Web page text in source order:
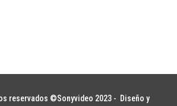
reservados ©Sonyvideo 2023 - Diseño y